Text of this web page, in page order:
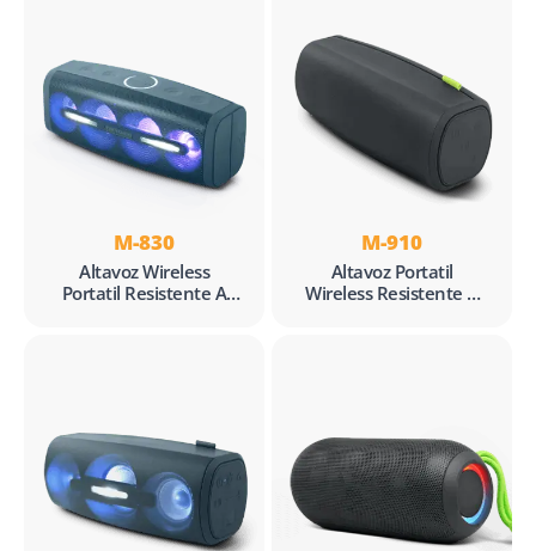
M-830
Altavoz Wireless
Portatil Resistente A
M-910
Altavoz Portatil
Wireless Resistente A